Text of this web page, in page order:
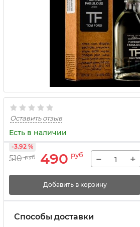
Оставить отзыв
Есть в наличии
510 руб 490 руб
-3.92 %
− +
Добавить в корзину
Способы доставки